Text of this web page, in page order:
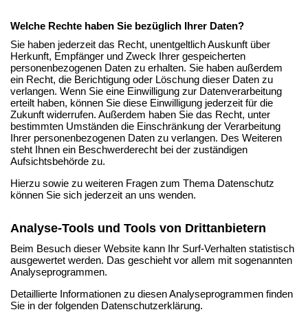
Welche Rechte haben Sie bezüglich Ihrer Daten?
Sie haben jederzeit das Recht, unentgeltlich Auskunft über
Herkunft, Empfänger und Zweck Ihrer gespeicherten
personenbezogenen Daten zu erhalten. Sie haben außerdem
ein Recht, die Berichtigung oder Löschung dieser Daten zu
verlangen. Wenn Sie eine Einwilligung zur Datenverarbeitung
erteilt haben, können Sie diese Einwilligung jederzeit für die
Zukunft widerrufen. Außerdem haben Sie das Recht, unter
bestimmten Umständen die Einschränkung der Verarbeitung
Ihrer personenbezogenen Daten zu verlangen. Des Weiteren
steht Ihnen ein Beschwerderecht bei der zuständigen
Aufsichtsbehörde zu.
Hierzu sowie zu weiteren Fragen zum Thema Datenschutz
können Sie sich jederzeit an uns wenden.
Analyse-Tools und Tools von Dritt­anbietern
Beim Besuch dieser Website kann Ihr Surf-Verhalten statistisch
ausgewertet werden. Das geschieht vor allem mit sogenannten
Analyseprogrammen.
Detaillierte Informationen zu diesen Analyseprogrammen finden
Sie in der folgenden Datenschutzerklärung.